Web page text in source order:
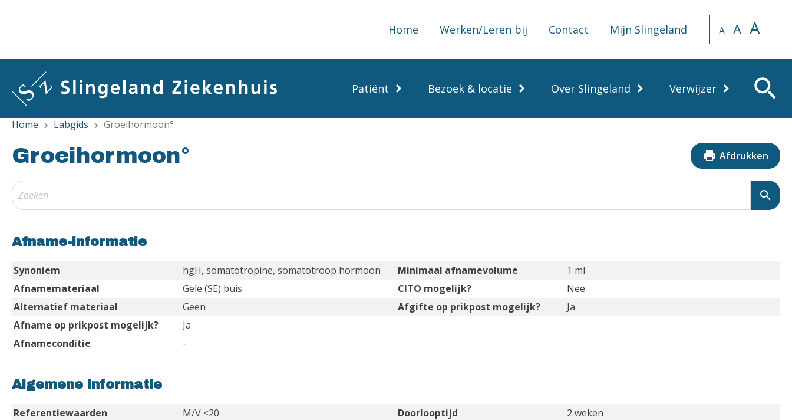
Home Werken/Leren bij Contact Mijn Slingeland A A A
Patiënt Bezoek & locatie Over Slingeland Verwijzer search
Home chevron_right Labgids chevron_right Groeihormoon°
Groeihormoon° print Afdrukken
search
Afname-informatie
Synoniem hgH, somatotropine, somatotroop hormoon Minimaal afnamevolume
1 ml
Afnamemateriaal
Gele (SE) buis CITO mogelijk?
Nee
Alternatief materiaal
Geen Afgifte op prikpost mogelijk?
Ja
Afname op prikpost mogelijk?
Ja
Afnameconditie
-
Algemene informatie
Referentiewaarden M/V <20 Doorlooptijd
2 weken